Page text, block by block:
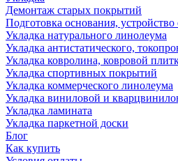
Демонтаж старых покрытий
Подготовка основания, устройство
Укладка натурального линолеума
Укладка антистатического,
Укладка ковролина, ковровой
Укладка спортивных покрытий
Укладка коммерческого линолеума
Укладка виниловой и
Укладка ламината
Укладка паркетной доски
Блог
Как купить